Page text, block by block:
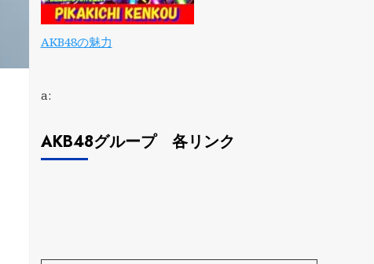
AKB48の魅力
a:
AKB48グループ 各リンク